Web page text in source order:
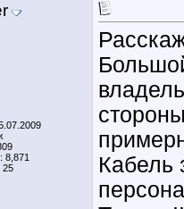
8,871
25
Кабель